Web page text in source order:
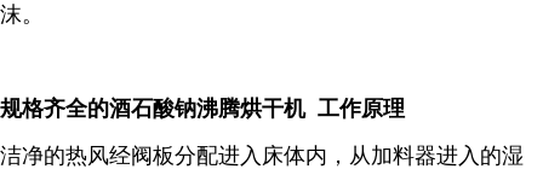
沫。
规格齐全的酒石酸钠沸腾烘干机 工作原理
洁净的热风经阀板分配进入床体内，从加料器进入的湿